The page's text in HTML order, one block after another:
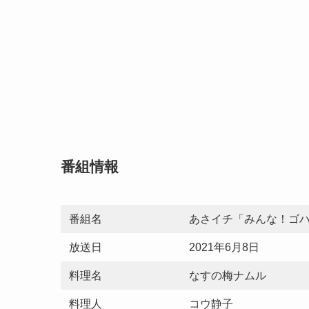
番組情報
番組名 あさイチ「みんな！ゴハ
放送日 2021年6月8日
料理名 なすの梅ナムル
料理人 コウ静子